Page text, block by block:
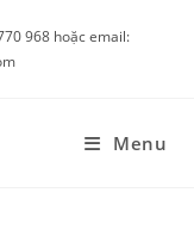
968 hoặc email:
Menu